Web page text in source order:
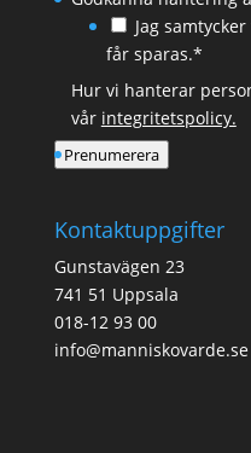
Jag
får sparas.*
Hur vi hanterar
vår integritetspolicy.
Prenumerera
Kontaktuppgifter
Gunstavägen 23
741 51 Uppsala
018-12 93 00
info@manniskovarde.se